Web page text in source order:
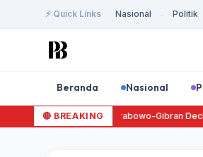
⚡ Quick Links Nasional - Politik
Beranda Nasional
🔴 BREAKING
Cek Fakta Video “Prabowo-Gibran